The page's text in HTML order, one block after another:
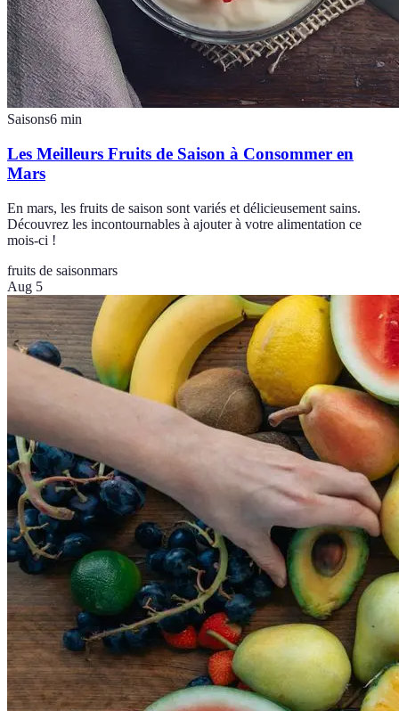
Saisons6 min
Les Meilleurs Fruits de Saison à Consommer en
Mars
En mars, les fruits de saison sont variés et délicieusement sains.
Découvrez les incontournables à ajouter à votre alimentation ce
mois-ci !
fruits de saisonmars
Aug 5